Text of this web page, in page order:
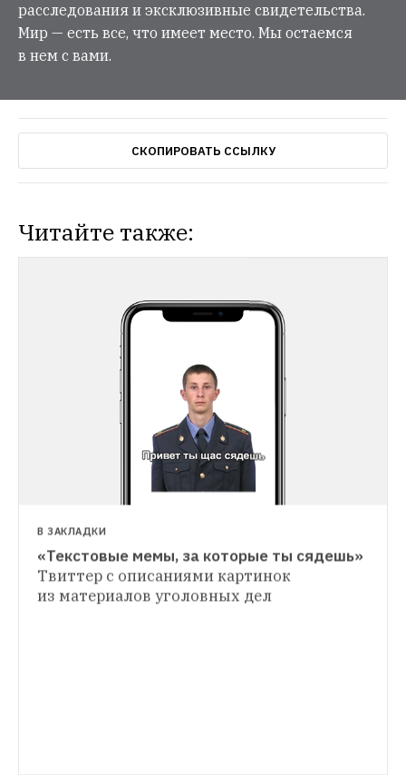
расследования и эксклюзивные свидетельства.
Мир — есть все, что имеет место. Мы остаемся
в нем с вами.
СКОПИРОВАТЬ ССЫЛКУ
Читайте также:
Сократить максимальный срок
содержания под стражей во время
Также Совет Федерации
намерен добиться принятия закона об
отмене клеток в залах суда
Как петербуржец 25 дней был секретарем
суда, а потом год сидел в «Крестах»
В ЗАКЛАДКИ
«Текстовые мемы, за которые ты сядешь»
Твиттер с описаниями картинок
из материалов уголовных дел